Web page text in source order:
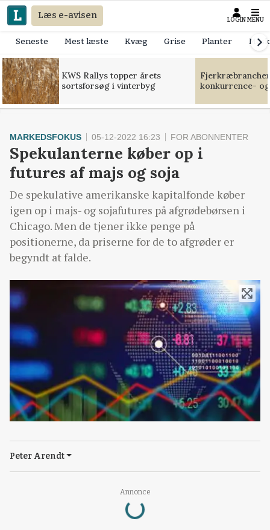
Læs e-avisen LOGIN MENU
Seneste Mest læste Kvæg Grise Planter
KWS Rallys topper årets
sortsforsøg i vinterbyg
konkurrence-
Annonce
Loading...
MARKEDSFOKUS 05-12-2022 16:23 FOR ABONNENTER
Spekulanterne køber op i
futures af majs og soja
De spekulative amerikanske kapitalfonde køber
igen op i majs- og sojafutures på afgrødebørsen i
Chicago. Men de tjener ikke penge på
positionerne, da priserne for de to afgrøder er
begyndt at falde.
Peter Arendt